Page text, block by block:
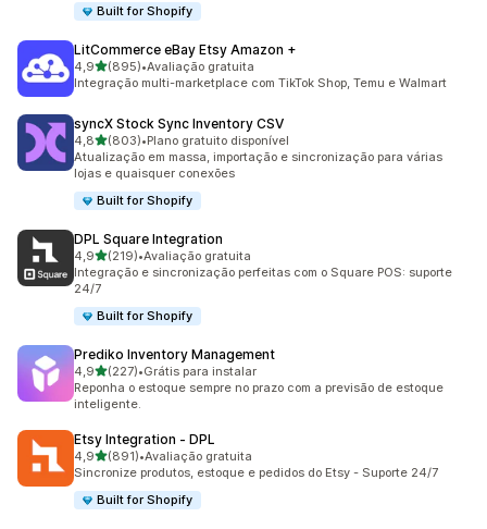
Built for Shopify
LitCommerce eBay Etsy Amazon +
4,9de 5 estrelas
(895)
895 avaliações ao todo
•Avaliação gratuita
Integração multi-marketplace com TikTok Shop, Temu e Walmart
syncX Stock Sync Inventory CSV
4,8de 5 estrelas
(803)
803 avaliações ao todo
•Plano gratuito disponível
Atualização em massa, importação e sincronização para várias
lojas e quaisquer conexões
Built for Shopify
DPL Square Integration
4,9de 5 estrelas
(219)
219 avaliações ao todo
•Avaliação gratuita
Integração e sincronização perfeitas com o Square POS: suporte
24/7
Built for Shopify
Prediko Inventory Management
4,9de 5 estrelas
(227)
227 avaliações ao todo
•Grátis para instalar
Reponha o estoque sempre no prazo com a previsão de estoque
inteligente.
Etsy Integration ‑ DPL
4,9de 5 estrelas
(891)
891 avaliações ao todo
•Avaliação gratuita
Sincronize produtos, estoque e pedidos do Etsy - Suporte 24/7
Built for Shopify